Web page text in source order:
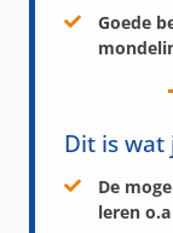
Goede
Dit is
De
leren